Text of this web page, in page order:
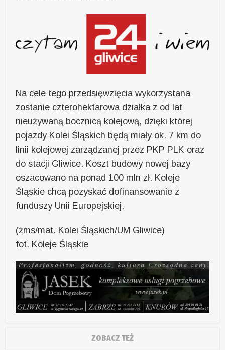
Na cele tego przedsięwzięcia wykorzystana
zostanie czterohektarowa działka z od lat
nieużywaną bocznicą kolejową, dzięki której
pojazdy Kolei Śląskich będą miały ok. 7 km do
linii kolejowej zarządzanej przez PKP PLK oraz
do stacji Gliwice. Koszt budowy nowej bazy
oszacowano na ponad 100 mln zł. Koleje
Śląskie chcą pozyskać dofinansowanie z
funduszy Unii Europejskiej.
(żms/mat. Kolei Śląskich/UM Gliwice)
fot. Koleje Śląskie
ZOBACZ TEŻ